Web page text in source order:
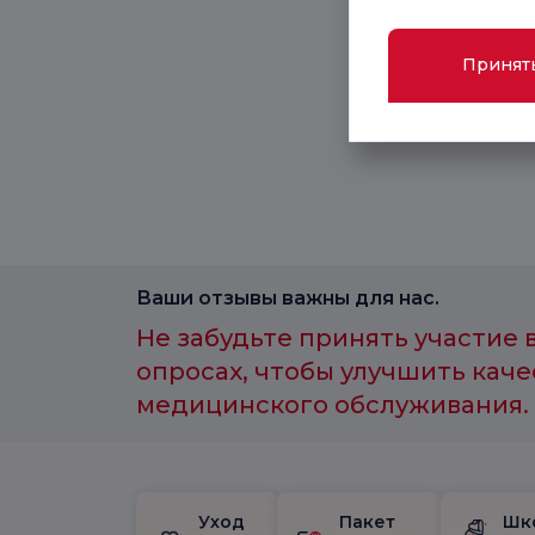
Уход
Пакет
Ваши отзывы важны для нас.
Не забудьте принять участие
опросах, чтобы улучшить
медицинского обслуживания.